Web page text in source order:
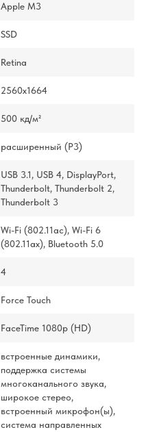
Apple M3
SSD
Retina
2560x1664
500 кд/м²
расширенный (P3)
USB 3.1, USB 4, DisplayPort,
Thunderbolt, Thunderbolt 2,
Thunderbolt 3
Wi-Fi (802.11ac), Wi-Fi 6
(802.11ax), Bluetooth 5.0
4
Force Touch
FaceTime 1080p (HD)
встроенные динамики,
поддержка системы
многоканального звука,
широкое стерео,
встроенный микрофон(ы),
система направленных